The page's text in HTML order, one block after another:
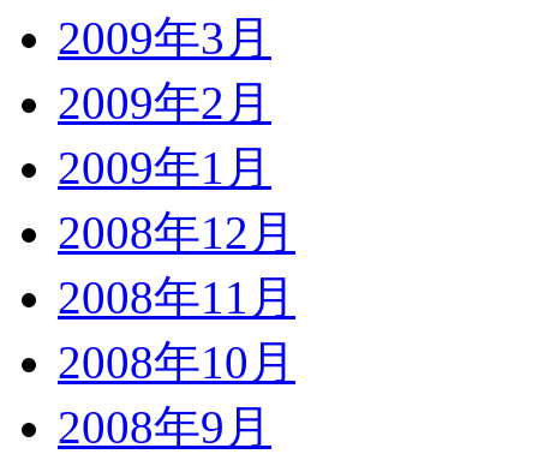
2009年3月
2009年2月
2009年1月
2008年12月
2008年11月
2008年10月
2008年9月